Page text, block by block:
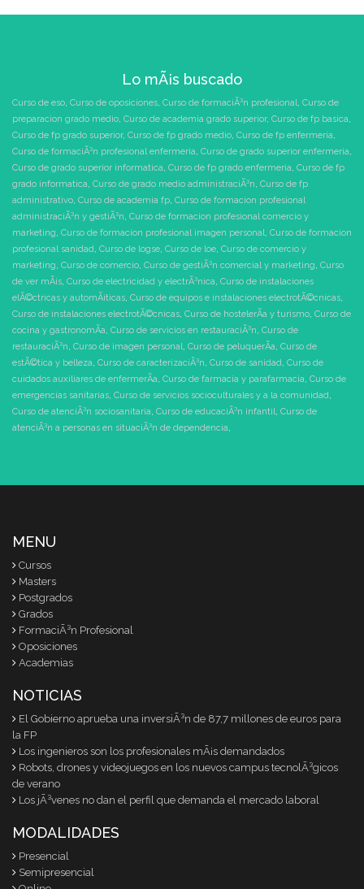
Lo mÃ¡s buscado
Curso de eso, Curso de oposiciones, Curso de formaciÃ³n profesional, Curso de
preparacion grado medio, Curso de academia grado superior, Curso de fp basica,
Curso de fp grado superior, Curso de fp grado medio, Curso de fp enfermeria,
Curso de formaciÃ³n profesional enfermeria, Curso de grado superior enfermeria,
Curso de grado superior informatica, Curso de fp grado enfermeria, Curso de fp
grado informatica, Curso de grado medio administraciÃ³n, Curso de fp
administrativo, Curso de academia fp, Curso de formacion profesional
administraciÃ³n y gestiÃ³n, Curso de formacion profesional comercio y
marketing, Curso de formacion profesional imagen personal, Curso de formacion
profesional sanidad, Curso de logse, Curso de loe, Curso de comercio y
marketing, Curso de comercio, Curso de gestiÃ³n comercial y marketing, Curso
de ver mÃ¡s, Curso de electricidad y electrÃ³nica, Curso de instalaciones
elÃ©ctricas y automÃ¡ticas, Curso de equipos e instalaciones electrotÃ©cnicas,
Curso de instalaciones electrotÃ©cnicas, Curso de hostelerÃ­a y turismo, Curso de
cocina y gastronomÃ­a, Curso de servicios en restauraciÃ³n, Curso de
restauraciÃ³n, Curso de imagen personal, Curso de peluquerÃ­a, Curso de
estÃ©tica y belleza, Curso de caracterizaciÃ³n, Curso de sanidad, Curso de
cuidados auxiliares de enfermerÃ­a, Curso de farmacia y parafarmacia, Curso de
emergencias sanitarias, Curso de servicios socioculturales y a la comunidad,
Curso de atenciÃ³n sociosanitaria, Curso de educaciÃ³n infantil, Curso de
atenciÃ³n a personas en situaciÃ³n de dependencia,
MENU
Cursos
Masters
Postgrados
Grados
FormaciÃ³n Profesional
Oposiciones
Academias
NOTICIAS
El Gobierno aprueba una inversiÃ³n de 87,7 millones de euros para
la FP
Los ingenieros son los profesionales mÃ¡s demandados
Robots, drones y videojuegos en los nuevos campus tecnolÃ³gicos
de verano
Los jÃ³venes no dan el perfil que demanda el mercado laboral
MODALIDADES
Presencial
Semipresencial